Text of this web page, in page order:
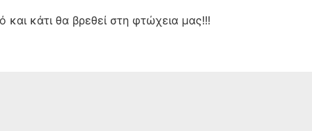
κάτι θα βρεθεί στη φτώχεια μας!!!